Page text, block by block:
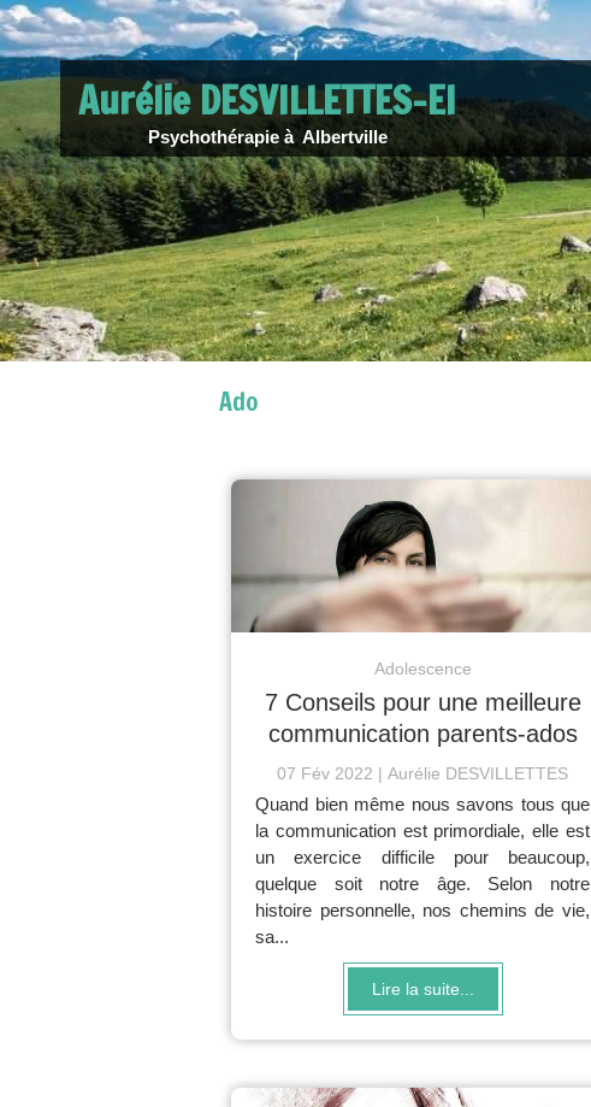
Aurélie DESVILLETTES-EI
Psychothérapie à Albertville
Ado
Adolescence
7 Conseils pour une meilleure
communication parents-ados
07 Fév 2022 Aurélie DESVILLETTES
Quand bien même nous savons tous que
la communication est primordiale, elle est
un exercice difficile pour beaucoup,
quelque soit notre âge. Selon notre
histoire personnelle, nos chemins de vie,
sa...
Lire la suite...